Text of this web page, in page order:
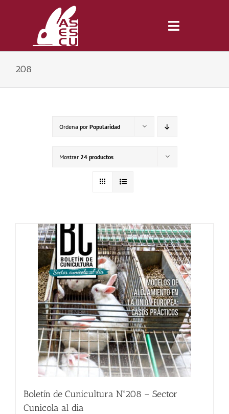
Toggle
Inicio
Noticias
Hazte Socio
Contactar
WooCommerce My Account
WooCommerce Cart
208
Ordena por Popularidad
Mostrar 24 productos
Boletín de Cunicultura Nº208 – Sector
Cunicola al dia